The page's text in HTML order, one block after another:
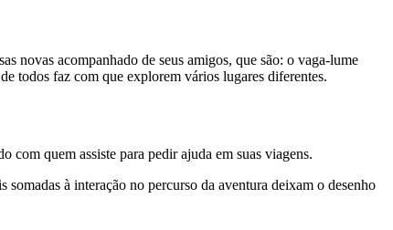
novas acompanhado de seus amigos, que são: o vaga-lume
todos faz com que explorem vários lugares diferentes.
com quem assiste para pedir ajuda em suas viagens.
à interação no percurso da aventura deixam o desenho